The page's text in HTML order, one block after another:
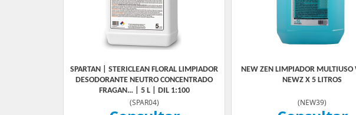
SPARTAN | STERICLEAN FLORAL LIMPIADOR
DESODORANTE NEUTRO CONCENTRADO
FRAGAN… | 5 L | DIL 1:100
(SPAR04)
NEW ZEN LIMPIADOR MULTIUSO
NEWZ X 5 LITROS
(NEW39)